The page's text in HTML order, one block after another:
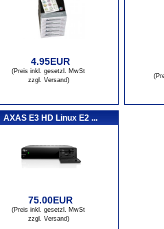
4.95EUR
(Preis inkl. gesetzl. MwSt
zzgl. Versand)
AXAS E3 HD Linux E2 ...
75.00EUR
(Preis inkl. gesetzl. MwSt
zzgl. Versand)